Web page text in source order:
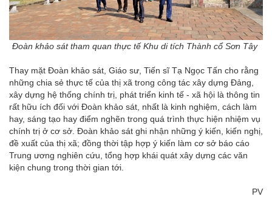
Đoàn khảo sát tham quan thực tế Khu di tích Thành cổ Sơn Tây
Thay mặt Đoàn khảo sát, Giáo sư, Tiến sĩ Tạ Ngọc Tấn cho rằng
những chia sẻ thực tế của thị xã trong công tác xây dựng Đảng,
xây dựng hệ thống chính trị, phát triển kinh tế - xã hội là thông tin
rất hữu ích đối với Đoàn khảo sát, nhất là kinh nghiệm, cách làm
hay, sáng tạo hay điểm nghẽn trong quá trình thực hiện nhiệm vụ
chính trị ở cơ sở. Đoàn khảo sát ghi nhận những ý kiến, kiến nghị,
đề xuất của thị xã; đồng thời tập hợp ý kiến làm cơ sở báo cáo
Trung ương nghiên cứu, tổng hợp khái quát xây dựng các văn
kiện chung trong thời gian tới.
PV